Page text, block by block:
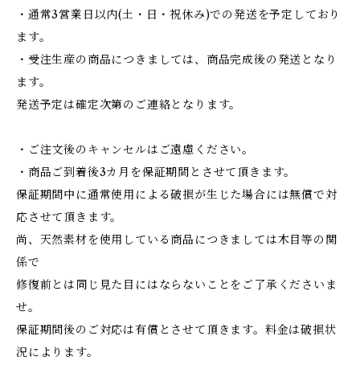
・通常3営業日以内(土・日・祝休み)での発送を予定しており
ます。
・受注生産の商品につきましては、商品完成後の発送となり
ます。
発送予定は確定次第のご連絡となります。
・ご注文後のキャンセルはご遠慮ください。
・商品ご到着後3カ月を保証期間とさせて頂きます。
保証期間中に通常使用による破損が生じた場合には無償で対
応させて頂きます。
尚、天然素材を使用している商品につきましては木目等の関
係で
修復前とは同じ見た目にはならないことをご了承くださいま
せ。
保証期間後のご対応は有償とさせて頂きます。料金は破損状
況によります。